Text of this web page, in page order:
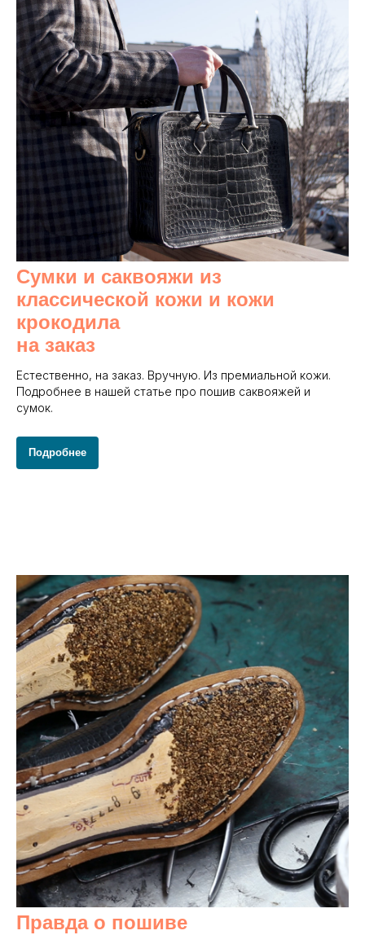
Сумки и саквояжи из
классической кожи и кожи
крокодила
на заказ
Естественно, на заказ. Вручную. Из премиальной кожи.
Подробнее в нашей статье про пошив саквояжей и
сумок.
Подробнее
Правда о пошиве